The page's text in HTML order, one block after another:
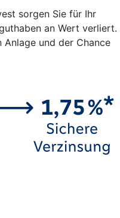
sorgen Sie für Ihr
an Wert verliert.
Anlage und der Chance